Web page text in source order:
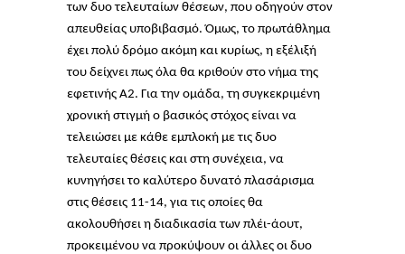
των δυο τελευταίων θέσεων, που οδηγούν στον
απευθείας υποβιβασμό. Όμως, το πρωτάθλημα
έχει πολύ δρόμο ακόμη και κυρίως, η εξέλιξή
του δείχνει πως όλα θα κριθούν στο νήμα της
εφετινής Α2. Για την ομάδα, τη συγκεκριμένη
χρονική στιγμή ο βασικός στόχος είναι να
τελειώσει με κάθε εμπλοκή με τις δυο
τελευταίες θέσεις και στη συνέχεια, να
κυνηγήσει το καλύτερο δυνατό πλασάρισμα
στις θέσεις 11-14, για τις οποίες θα
ακολουθήσει η διαδικασία των πλέι-άουτ,
προκειμένου να προκύψουν οι άλλες οι δυο